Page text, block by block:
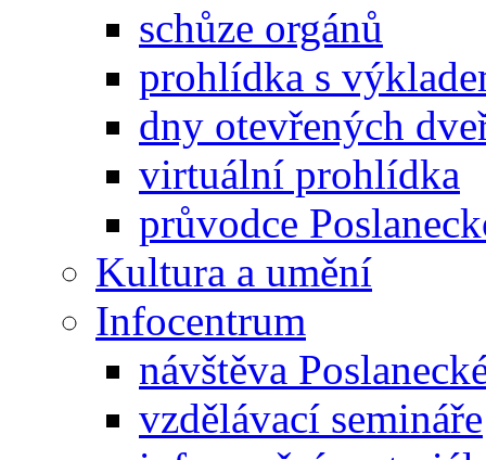
schůze orgánů
prohlídka s
dny otevřených
virtuální prohlídka
průvodce
Kultura a umění
Infocentrum
návštěva
vzdělávací semináře